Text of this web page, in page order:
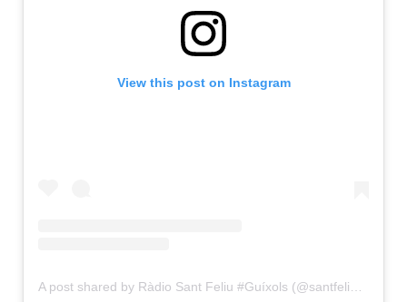
View this post on Instagram
A post shared by Ràdio Sant Feliu #Guíxols (@santfeliuradio)